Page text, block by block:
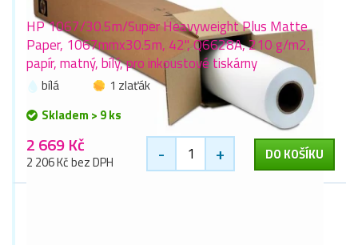
HP 1067/30.5m/Super Heavyweight Plus Matte
Paper, 1067mmx30.5m, 42", Q6628A, 210 g/m2,
papír, matný, bílý, pro inkoustové tiskárny
bílá
1 zlaťák
Skladem > 9 ks
2 669 Kč
2 206 Kč bez DPH - + DO KOŠÍKU